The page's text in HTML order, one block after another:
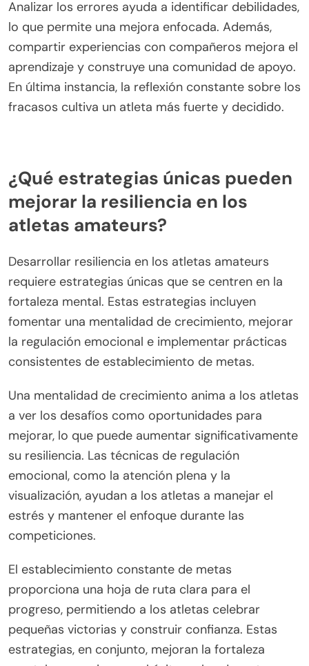
Analizar los errores ayuda a identificar debilidades,
lo que permite una mejora enfocada. Además,
compartir experiencias con compañeros mejora el
aprendizaje y construye una comunidad de apoyo.
En última instancia, la reflexión constante sobre los
fracasos cultiva un atleta más fuerte y decidido.
¿Qué estrategias únicas pueden
mejorar la resiliencia en los
atletas amateurs?
Desarrollar resiliencia en los atletas amateurs
requiere estrategias únicas que se centren en la
fortaleza mental. Estas estrategias incluyen
fomentar una mentalidad de crecimiento, mejorar
la regulación emocional e implementar prácticas
consistentes de establecimiento de metas.
Una mentalidad de crecimiento anima a los atletas
mejorar, lo que puede aumentar significativamente
su resiliencia. Las técnicas de regulación
emocional, como la atención plena y la
visualización, ayudan a los atletas a manejar el
estrés y mantener el enfoque durante las